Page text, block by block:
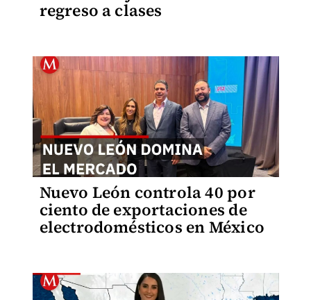
regreso a clases
Nuevo León controla 40 por
ciento de exportaciones de
electrodomésticos en México